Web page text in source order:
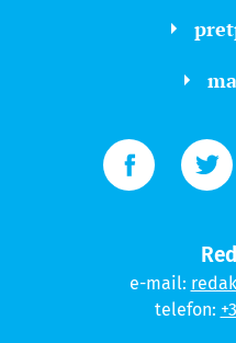
e-mail:
telefon: